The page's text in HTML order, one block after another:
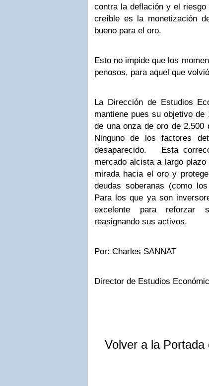
contra la deflación y el
creíble es la monetización
bueno para el oro.
Esto no impide que los
penosos, para aquel que
La Dirección de Estudios
mantiene pues su objetivo
de una onza de oro de 2.500
Ninguno de los factores
desaparecido. Esta
mercado alcista a largo
mirada hacia el oro y
deudas soberanas (como
Para los que ya son
excelente para reforzar
reasignando sus activos.
Por: Charles SANNAT
Director de Estudios
Volver a la Portada